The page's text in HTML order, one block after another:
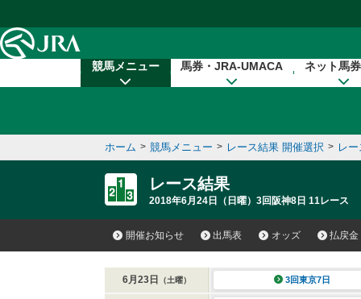
競馬メニュー 馬券・JRA-UMACA ネット馬
ホーム > 競馬メニュー > レース結果 開催選択 > レ
レース結果
2018年6月24日（日曜）3回阪神8日 11レース
開催お知らせ 出馬表 オッズ 払戻金
6月23日 （土曜） 3回東京7日